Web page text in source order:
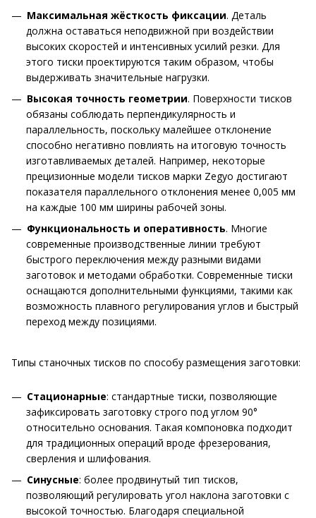
Максимальная жёсткость фиксации. Деталь
должна оставаться неподвижной при воздействии
высоких скоростей и интенсивных усилий резки. Для
этого тиски проектируются таким образом, чтобы
выдерживать значительные нагрузки.
Высокая точность геометрии. Поверхности тисков
обязаны соблюдать перпендикулярность и
параллельность, поскольку малейшее отклонение
способно негативно повлиять на итоговую точность
изготавливаемых деталей. Например, некоторые
прецизионные модели тисков марки Zegyo достигают
показателя параллельного отклонения менее 0,005 мм
на каждые 100 мм ширины рабочей зоны.
Функциональность и оперативность. Многие
современные производственные линии требуют
быстрого переключения между разными видами
заготовок и методами обработки. Современные тиски
оснащаются дополнительными функциями, такими как
возможность плавного регулирования углов и быстрый
переход между позициями.
Типы станочных тисков по способу размещения заготовки:
Стационарные: стандартные тиски, позволяющие
зафиксировать заготовку строго под углом 90°
относительно основания. Такая компоновка подходит
для традиционных операций вроде фрезерования,
сверления и шлифования.
Синусные: более продвинутый тип тисков,
позволяющий регулировать угол наклона заготовки с
высокой точностью. Благодаря специальной